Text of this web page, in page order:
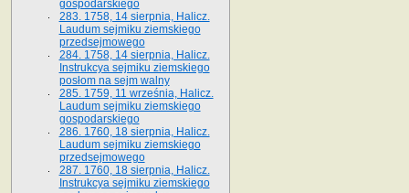
gospodarskiego
283. 1758, 14 sierpnia, Halicz.
Laudum sejmiku ziemskiego
przedsejmowego
284. 1758, 14 sierpnia, Halicz.
Instrukcya sejmiku ziemskiego
posłom na sejm walny
285. 1759, 11 września, Halicz.
Laudum sejmiku ziemskiego
gospodarskiego
286. 1760, 18 sierpnia, Halicz.
Laudum sejmiku ziemskiego
przedsejmowego
287. 1760, 18 sierpnia, Halicz.
Instrukcya sejmiku ziemskiego